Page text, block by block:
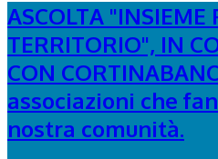
ASCOLTA "INSIEME
TERRITORIO", IN
CON
associazioni che
nostra comunità.